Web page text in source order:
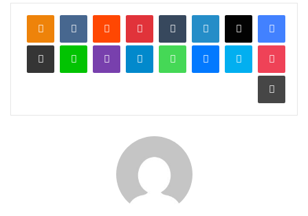
لينكدإن بينتيريست
سكايب واتساب لاين